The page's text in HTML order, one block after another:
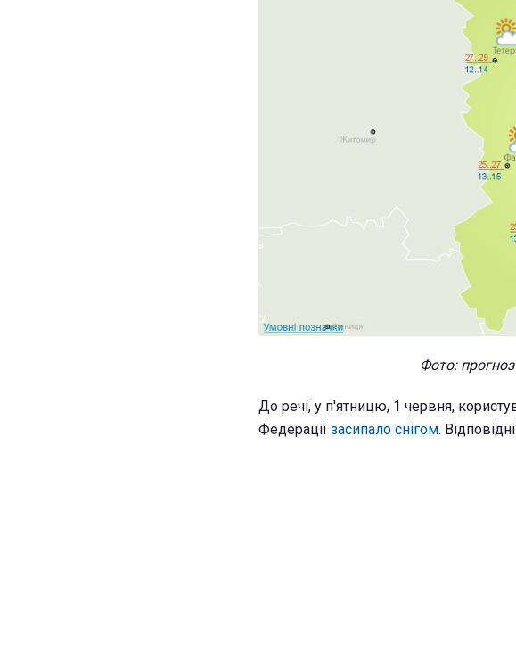
Фото:
До речі, у п'ятницю, 1 червня,
Федерації засипало снігом.